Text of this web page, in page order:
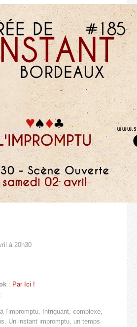
à 20h30
: Par Ici !
l’impromptu. Intriguant, complexe,
Un instant impromptu, un temps